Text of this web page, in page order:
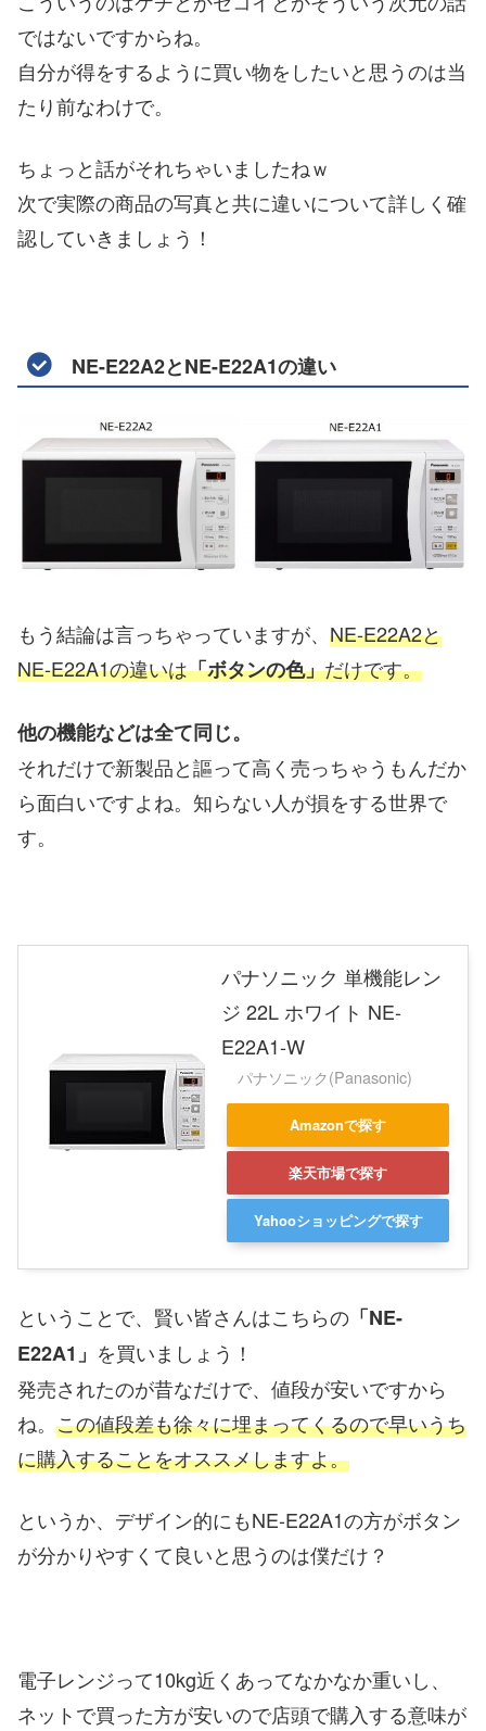
ではないですからね。
自分が得をするように買い物をしたいと思うのは当
たり前なわけで。
ちょっと話がそれちゃいましたねｗ
次で実際の商品の写真と共に違いについて詳しく確
認していきましょう！
NE-E22A2とNE-E22A1の違い
もう結論は言っちゃっていますが、 NE-E22A2と
NE-E22A1の違いは「ボタンの色」だけです。
他の機能などは全て同じ。
それだけで新製品と謳って高く売っちゃうもんだか
ら面白いですよね。知らない人が損をする世界で
す。
パナソニック 単機能レン
ジ 22L ホワイト NE-
E22A1-W
パナソニック(Panasonic)
Amazonで探す
楽天市場で探す
Yahooショッピングで探す
ということで、賢い皆さんはこちらの 「NE-
E22A1」 を買いましょう！
発売されたのが昔なだけで、値段が安いですから
ね。 この値段差も徐々に埋まってくるので早いうち
に購入することをオススメしますよ。
というか、デザイン的にもNE-E22A1の方がボタン
が分かりやすくて良いと思うのは僕だけ？
電子レンジって10kg近くあってなかなか重いし、
ネットで買った方が安いので店頭で購入する意味が